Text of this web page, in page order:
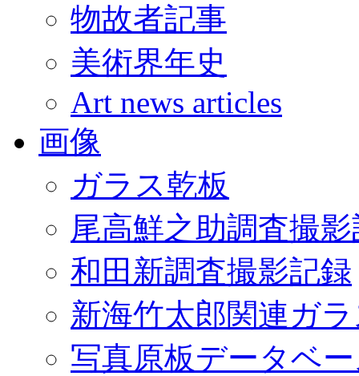
物故者記事
美術界年史
Art news articles
画像
ガラス乾板
尾高鮮之助調査撮
和田新調査撮影記録
新海竹太郎関連ガ
写真原板データベ